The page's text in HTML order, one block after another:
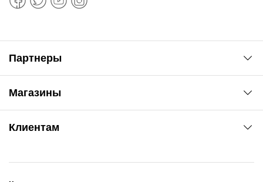
Магазины
ул. Рабочая, 2-а
Клиентам
Партнеры